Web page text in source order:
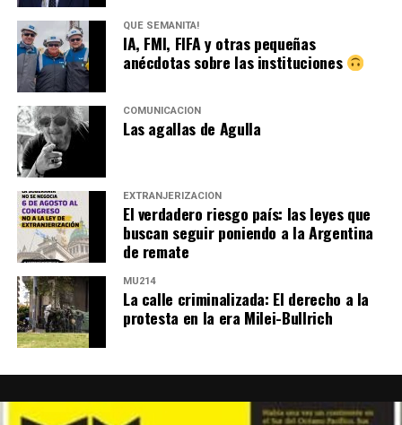
QUÉ SEMANITA!
IA, FMI, FIFA y otras pequeñas
anécdotas sobre las instituciones
COMUNICACIÓN
Las agallas de Agulla
EXTRANJERIZACIÓN
El verdadero riesgo país: las leyes que
buscan seguir poniendo a la Argentina
de remate
MU214
La calle criminalizada: El derecho a la
protesta en la era Milei-Bullrich